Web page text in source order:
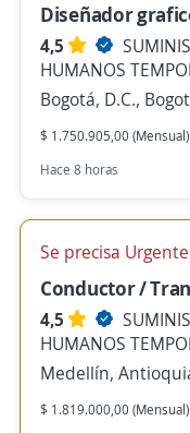
Diseñador
4,5
HUMANOS
Bogotá, D.C.,
$ 1.750.905,00 (Mensual)
Hace 8 horas
Se precisa Urgente
Conductor /
4,5
HUMANOS
Medellín,
$ 1.819.000,00 (Mensual)